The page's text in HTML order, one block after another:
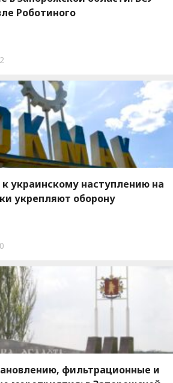
Роботиного
к украинскому наступлению на
укрепляют оборону
фильтрационные и